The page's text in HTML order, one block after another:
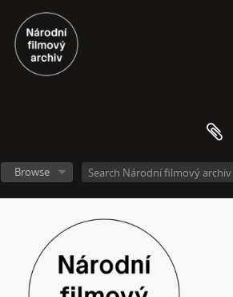
Browse
[Subseries] Už šedesát let je mi
[Subseries] Měření
[Subseries] Sáčkování
[Subseries] Úkryt
[Subseries] Up!
[Subseries] Up! #2
[Subseries] Vystěhování.
[Subseries] It's Buildable